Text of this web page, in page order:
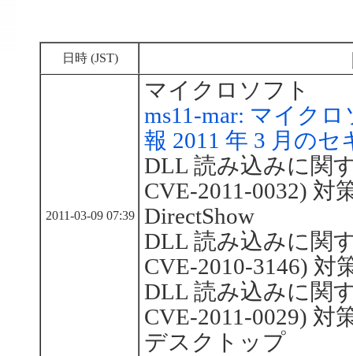
日時 (JST)
2011-03-09 07:39
マイクロソフト
ms11-mar: マイク
報 2011 年 3 月の
DLL 読み込みに関
CVE-2011-0032) 対
DirectShow
DLL 読み込みに関
CVE-2010-3146) 対
DLL 読み込みに関
CVE-2011-0029) 対
デスクトップ